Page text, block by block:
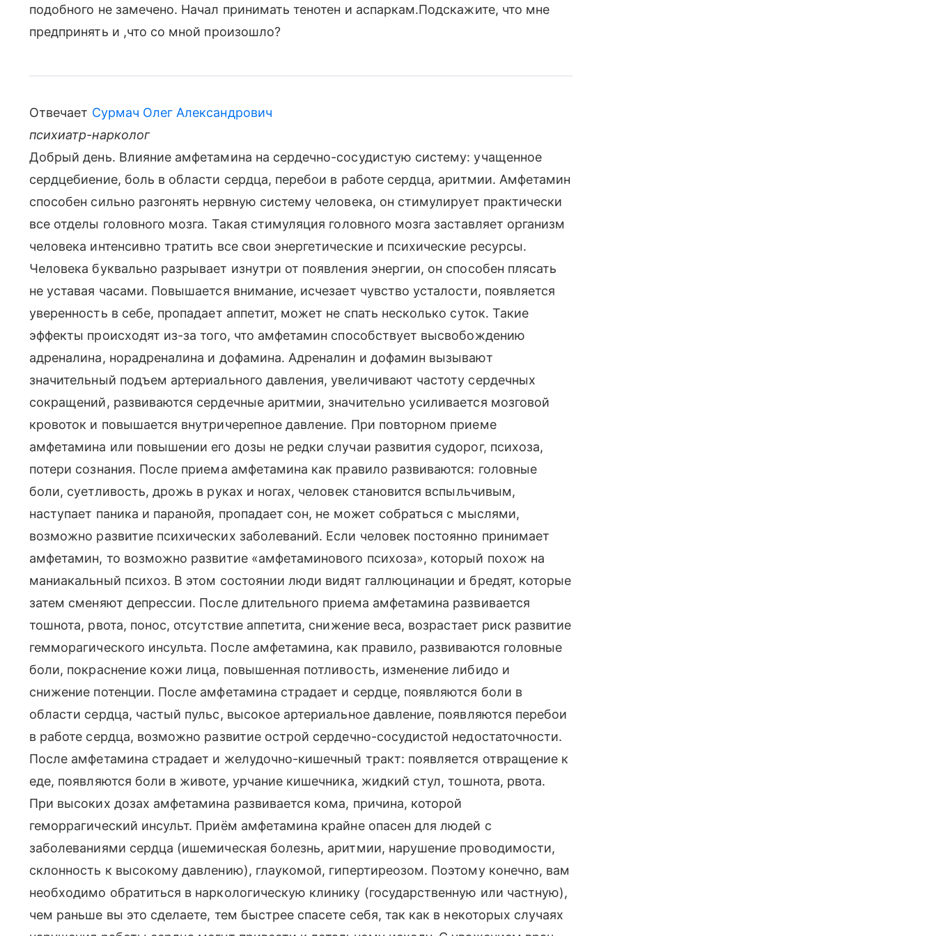
подобного не замечено. Начал принимать тенотен и аспаркам.Подскажите, что мне
предпринять и ,что со мной произошло?
Отвечает Сурмач Олег Александрович
психиатр-нарколог
Добрый день. Влияние амфетамина на сердечно-сосудистую систему: учащенное
сердцебиение, боль в области сердца, перебои в работе сердца, аритмии. Амфетамин
способен сильно разгонять нервную систему человека, он стимулирует практически
все отделы головного мозга. Такая стимуляция головного мозга заставляет организм
человека интенсивно тратить все свои энергетические и психические ресурсы.
Человека буквально разрывает изнутри от появления энергии, он способен плясать
не уставая часами. Повышается внимание, исчезает чувство усталости, появляется
уверенность в себе, пропадает аппетит, может не спать несколько суток. Такие
эффекты происходят из-за того, что амфетамин способствует высвобождению
адреналина, норадреналина и дофамина. Адреналин и дофамин вызывают
значительный подъем артериального давления, увеличивают частоту сердечных
сокращений, развиваются сердечные аритмии, значительно усиливается мозговой
кровоток и повышается внутричерепное давление. При повторном приеме
амфетамина или повышении его дозы не редки случаи развития судорог, психоза,
потери сознания. После приема амфетамина как правило развиваются: головные
боли, суетливость, дрожь в руках и ногах, человек становится вспыльчивым,
наступает паника и паранойя, пропадает сон, не может собраться с мыслями,
возможно развитие психических заболеваний. Если человек постоянно принимает
амфетамин, то возможно развитие «амфетаминового психоза», который похож на
маниакальный психоз. В этом состоянии люди видят галлюцинации и бредят, которые
затем сменяют депрессии. После длительного приема амфетамина развивается
тошнота, рвота, понос, отсутствие аппетита, снижение веса, возрастает риск развитие
гемморагического инсульта. После амфетамина, как правило, развиваются головные
боли, покраснение кожи лица, повышенная потливость, изменение либидо и
снижение потенции. После амфетамина страдает и сердце, появляются боли в
области сердца, частый пульс, высокое артериальное давление, появляются перебои
в работе сердца, возможно развитие острой сердечно-сосудистой недостаточности.
После амфетамина страдает и желудочно-кишечный тракт: появляется отвращение к
еде, появляются боли в животе, урчание кишечника, жидкий стул, тошнота, рвота.
При высоких дозах амфетамина развивается кома, причина, которой
геморрагический инсульт. Приём амфетамина крайне опасен для людей с
заболеваниями сердца (ишемическая болезнь, аритмии, нарушение проводимости,
склонность к высокому давлению), глаукомой, гипертиреозом. Поэтому конечно, вам
необходимо обратиться в наркологическую клинику (государственную или частную),
чем раньше вы это сделаете, тем быстрее спасете себя, так как в некоторых случаях